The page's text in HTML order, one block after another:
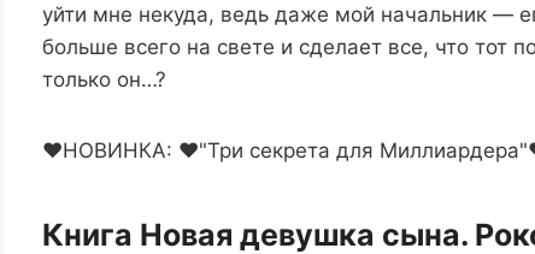
уйти мне некуда, ведь даже мой начальник —
больше всего на свете и сделает все, что тот
только он…?
❤️НОВИНКА: ❤️"Три секрета для
Книга Новая девушка сына.